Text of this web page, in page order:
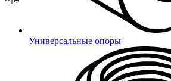
Универсальные опоры